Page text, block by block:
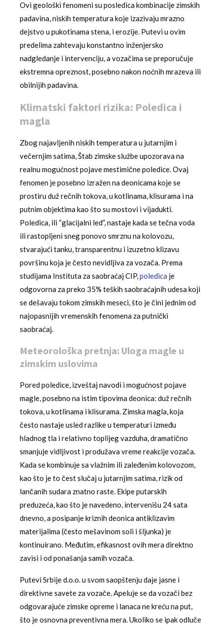
Ovi geološki fenomeni su posledica kombinacije zimskih
padavina, niskih temperatura koje izazivaju mrazno
dejstvo u pukotinama stena, i erozije. Putevi u ovim
predelima zahtevaju konstantno inženjersko
nadgledanje i intervenciju, a vozačima se preporučuje
ekstremna opreznost, posebno nakon noćnih mrazeva ili
obilnijih padavina.
Klimatski faktori rizika: Poledica i
magla
Zbog najavljenih niskih temperatura u jutarnjim i
večernjim satima, Štab zimske službe upozorava na
realnu mogućnost pojave mestimične poledice. Ovaj
fenomen je posebno izražen na deonicama koje se
prostiru duž rečnih tokova, u kotlinama, klisurama i na
putnim objektima kao što su mostovi i vijadukti.
Poledica, ili “glacijalni led”, nastaje kada se tečna voda
ili rastopljeni sneg ponovo smrznu na kolovozu,
stvarajući tanku, transparentnu i izuzetno klizavu
površinu koja je često nevidljiva za vozača. Prema
studijama Instituta za saobraćaj CIP,poledica je
odgovorna za preko 35% teških saobraćajnih udesa koji
se dešavaju tokom zimskih meseci, što je čini jednim od
najopasnijih vremenskih fenomena za putnički
saobraćaj.
Meteorološka pretnja: Uloga magle u
zimskim uslovima
Pored poledice, izveštaj navodi i mogućnost pojave
magle, posebno na istim tipovima deonica: duž rečnih
tokova, u kotlinama i klisurama. Zimska magla, koja
često nastaje usled razlike u temperaturi između
hladnog tla i relativno toplijeg vazduha, dramatično
smanjuje vidljivost i produžava vreme reakcije vozača.
Kada se kombinuje sa vlažnim ili zaleđenim kolovozom,
kao što je to čest slučaj u jutarnjim satima, rizik od
lančanih sudara znatno raste. Ekipe putarskih
preduzeća, kao što je navedeno, intervenišu 24 sata
dnevno, a posipanje kriznih deonica antiklizavim
materijalima (često mešavinom soli i šljunka) je
kontinuirano. Međutim, efikasnost ovih mera direktno
zavisi i od ponašanja samih vozača.
Putevi Srbije d.o.o. u svom saopštenju daje jasne i
direktivne savete za vozače. Apeluje se da vozači bez
odgovarajuće zimske opreme i lanaca ne kreću na put,
što je osnovna preventivna mera. Ukoliko se ipak odluče